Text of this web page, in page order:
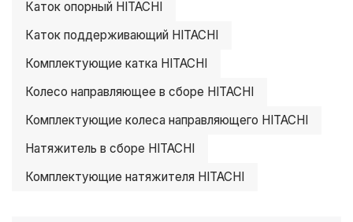
Каток опорный HITACHI
Каток поддерживающий HITACHI
Комплектующие катка HITACHI
Колесо направляющее в сборе HITACHI
Комплектующие колеса направляющего HITACHI
Натяжитель в сборе HITACHI
Комплектующие натяжителя HITACHI